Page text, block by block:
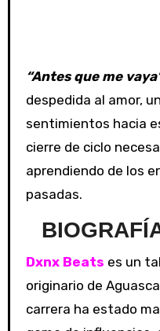
“Antes que me
despedida al amor,
sentimientos hacia
cierre de ciclo
aprendiendo de los
pasadas.
Dxnx Beats es un
originario de
carrera ha estado